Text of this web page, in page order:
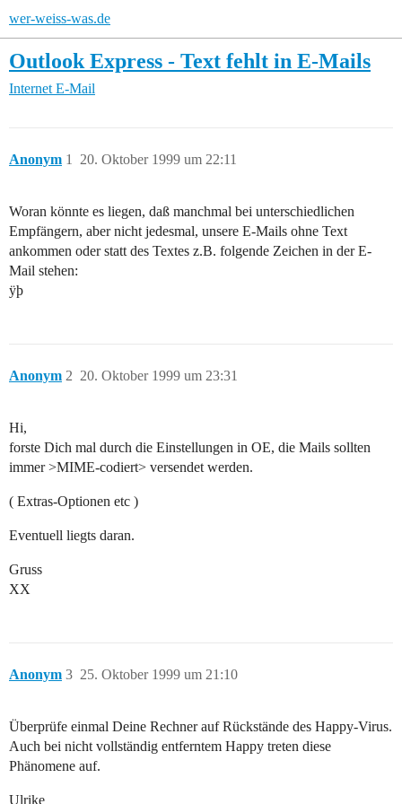
wer-weiss-was.de
Outlook Express - Text fehlt in E-Mails
Internet E-Mail
Anonym 20. Oktober 1999 um 22:11
1
Woran könnte es liegen, daß manchmal bei unterschiedlichen
Empfängern, aber nicht jedesmal, unsere E-Mails ohne Text
ankommen oder statt des Textes z.B. folgende Zeichen in der E-
Mail stehen:
ÿþ
Anonym 20. Oktober 1999 um 23:31
2
Hi,
forste Dich mal durch die Einstellungen in OE, die Mails sollten
immer >MIME-codiert> versendet werden.
( Extras-Optionen etc )
Eventuell liegts daran.
Gruss
XX
Anonym 25. Oktober 1999 um 21:10
3
Überprüfe einmal Deine Rechner auf Rückstände des Happy-Virus.
Auch bei nicht vollständig entferntem Happy treten diese
Phänomene auf.
Ulrike